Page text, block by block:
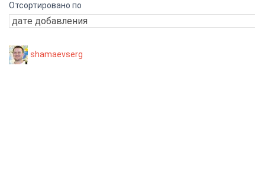
Отсортировано по
shamaevserg